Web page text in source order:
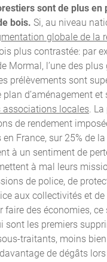
sont de plus en
bois. Si, au niveau
globale de la
plus contrastée: par
Mormal, l’une des plus
prélèvements sont
d’aménagement et
associations locales .
de rendement
France, sur 25% de
à un sentiment de
à mal leurs
de police, de
aux collectivités et de
faire des économies, ce
sont les premiers
traitants, moins
de dégâts